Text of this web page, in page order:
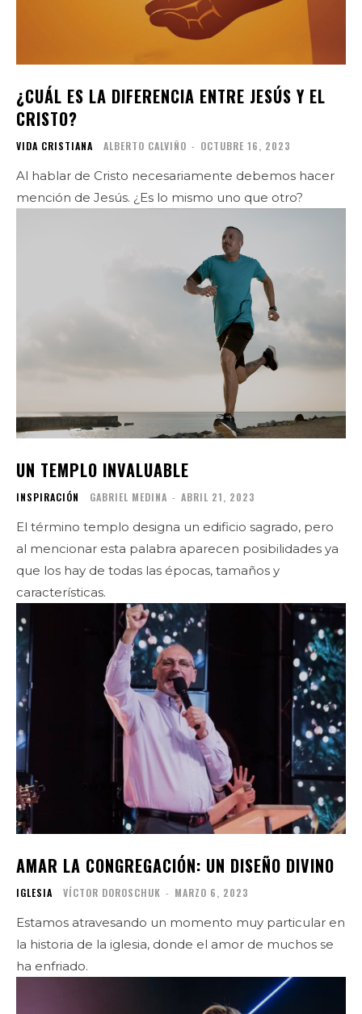
¿CUÁL ES LA DIFERENCIA ENTRE JESÚS Y EL
CRISTO?
VIDA CRISTIANA ALBERTO CALVIÑO - OCTUBRE 16, 2023
Al hablar de Cristo necesariamente debemos hacer
mención de Jesús. ¿Es lo mismo uno que otro?
UN TEMPLO INVALUABLE
INSPIRACIÓN GABRIEL MEDINA - ABRIL 21, 2023
El término templo designa un edificio sagrado, pero
al mencionar esta palabra aparecen posibilidades ya
que los hay de todas las épocas, tamaños y
características.
AMAR LA CONGREGACIÓN: UN DISEÑO DIVINO
IGLESIA VÍCTOR DOROSCHUK - MARZO 6, 2023
Estamos atravesando un momento muy particular en
la historia de la iglesia, donde el amor de muchos se
ha enfriado.